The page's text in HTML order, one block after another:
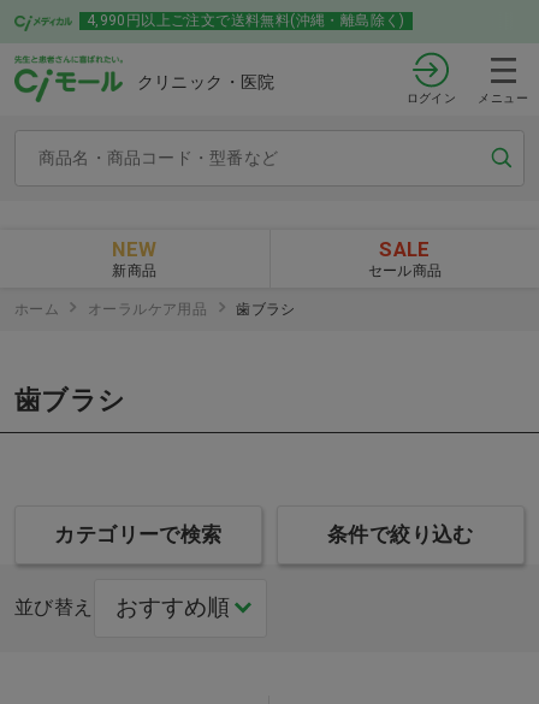
4,990円以上ご注文で送料無料(沖縄・離島除く)
クリニック・医院
ログイン メニュー
NEW
新商品
SALE
セール商品
ホーム オーラルケア用品 歯ブラシ
歯ブラシ
カテゴリーで検索 条件で絞り込む
並び替え